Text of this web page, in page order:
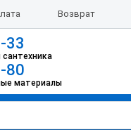
Возврат
33
сантехника
80
материалы